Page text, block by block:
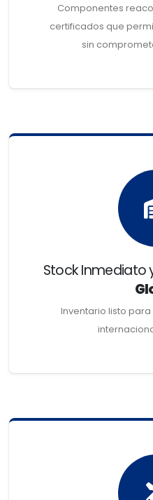
Componentes
certificados que
sin
Stock Inmediato
Inventario listo